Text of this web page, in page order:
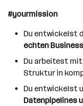
#yourmission
Du entwickelst
echten
Du arbeitest
Struktur in
Du entwickelst
Datenpipelines